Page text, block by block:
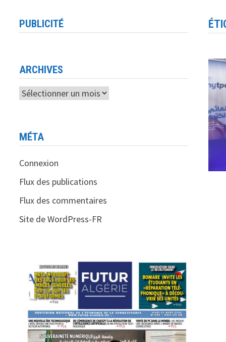
PUBLICITÉ
ARCHIVES
Archives
MÉTA
Connexion
Flux des publications
Flux des commentaires
Site de WordPress-FR